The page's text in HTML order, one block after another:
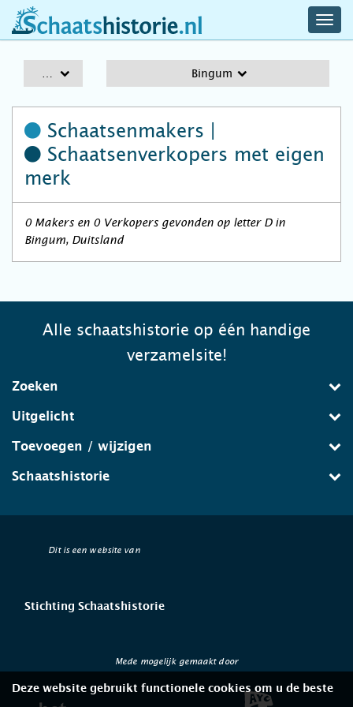
schaatshistorie.nl
Bingum
Schaatsenmakers |
Schaatsenverkopers met eigen
merk
0 Makers en 0 Verkopers gevonden op letter D in
Bingum, Duitsland
Alle schaatshistorie op één handige
verzamelsite!
Zoeken
Uitgelicht
Toevoegen / wijzigen
Schaatshistorie
Dit is een website van
Stichting Schaatshistorie
Mede mogelijk gemaakt door
Deze website gebruikt functionele cookies om u de beste